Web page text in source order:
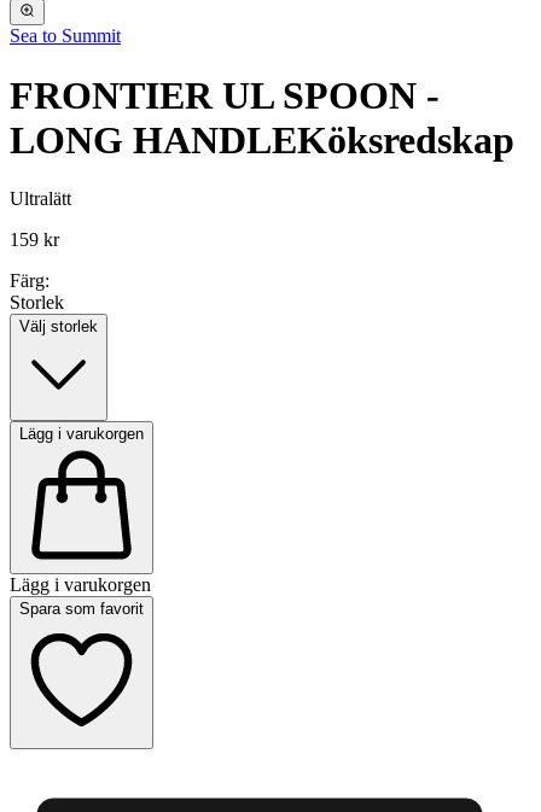
Sea to Summit
FRONTIER UL SPOON -
LONG HANDLEKöksredskap
Ultralätt
159 kr
Färg:
Storlek
Välj storlek
Lägg i varukorgen
Lägg i varukorgen
Spara som favorit